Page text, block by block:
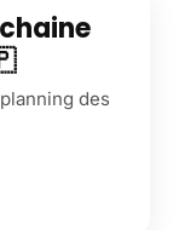
des